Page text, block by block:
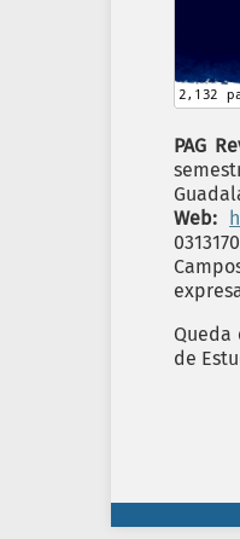
PAG
Web:
de